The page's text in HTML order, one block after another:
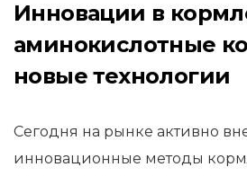
Инновации в
аминокислотные
новые технологии
Сегодня на рынке активно
инновационные методы